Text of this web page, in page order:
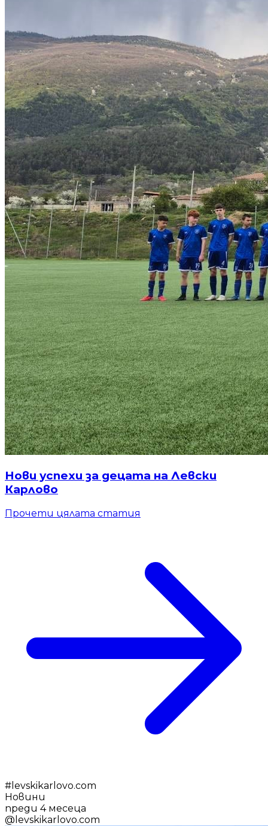
Нови успехи за децата на Левски
Карлово
Прочети цялата статия
# levskikarlovo.com
Новини
преди 4 месеца
@ levskikarlovo.com